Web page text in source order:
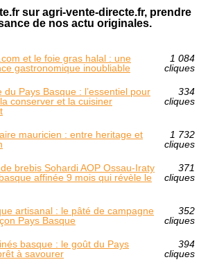
sur agri-vente-directe.fr, prendre
de nos actu originales.
et le foie gras halal : une
gastronomique inoubliable
1 084
cliques
du Pays Basque : l’essentiel pour
la conserver et la cuisiner
334
cliques
mauricien : entre heritage et
1 732
cliques
brebis Sohardi AOP Ossau‑Iraty
affinée 9 mois qui révèle le
371
cliques
artisanal : le pâté de campagne
Pays Basque
352
cliques
basque : le goût du Pays
à savourer
394
cliques